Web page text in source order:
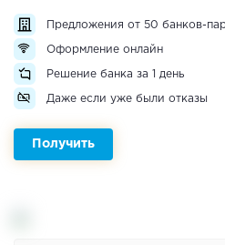
Предложения от 50 банков-
Оформление онлайн
Решение банка за 1 день
Даже если уже были отказы
Получить